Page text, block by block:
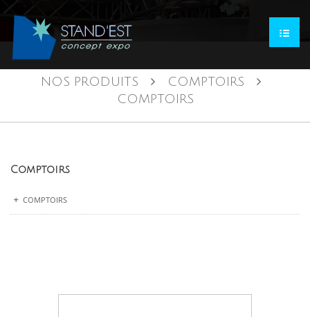
NOS PRODUITS
COMPTOIRS
COMPTOIRS
Comptoirs
COMPTOIRS